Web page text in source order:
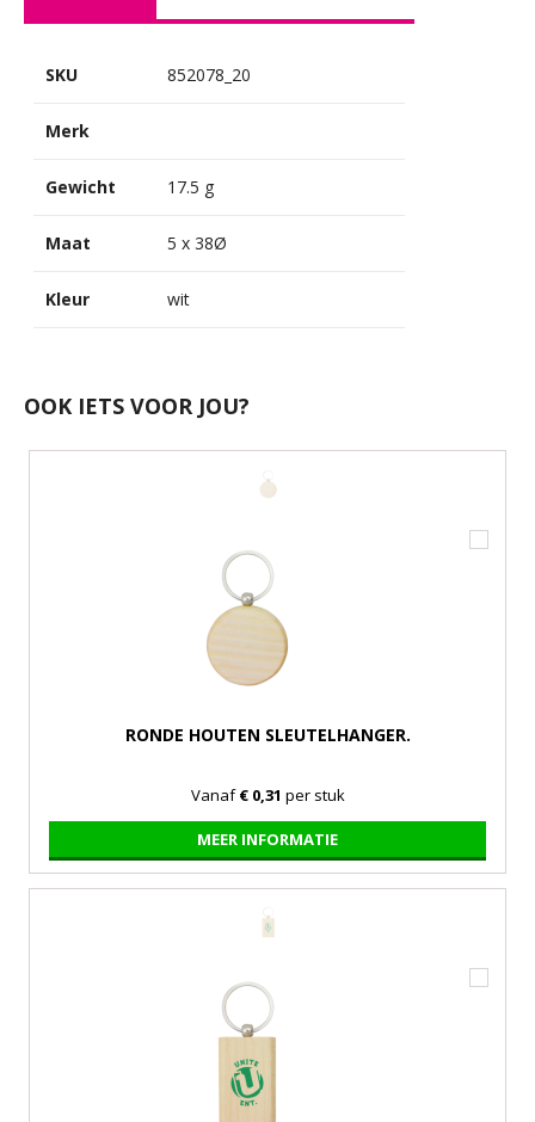
SKU 852078_20
Merk
Gewicht 17.5 g
Maat 5 x 38Ø
Kleur wit
OOK IETS VOOR JOU?
RONDE HOUTEN SLEUTELHANGER.
Vanaf€ 0,31 per stuk
MEER INFORMATIE